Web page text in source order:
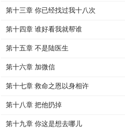
第十三章 你已经找过我十八次
第十四章 谁好看我就帮谁
第十五章 不是陆医生
第十六章 加微信
第十七章 救命之恩以身相许
第十八章 把他扔掉
第十九章 你这是想去哪儿